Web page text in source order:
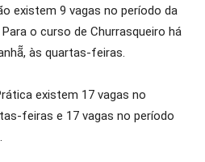
existem 9 vagas no período da
o curso de Churrasqueiro há
às quartas-feiras.
existem 17 vagas no
feiras e 17 vagas no período